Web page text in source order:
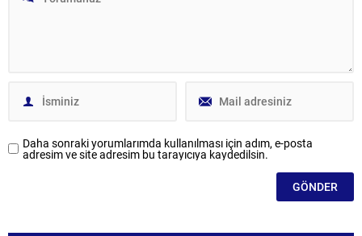
Daha sonraki yorumlarımda kullanılması için adım, e-posta
adresim ve site adresim bu tarayıcıya kaydedilsin.